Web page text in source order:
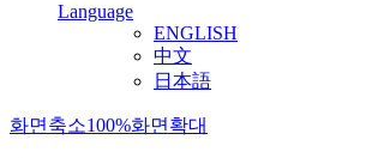
Language
ENGLISH
中文
日本語
화면축소100%화면확대